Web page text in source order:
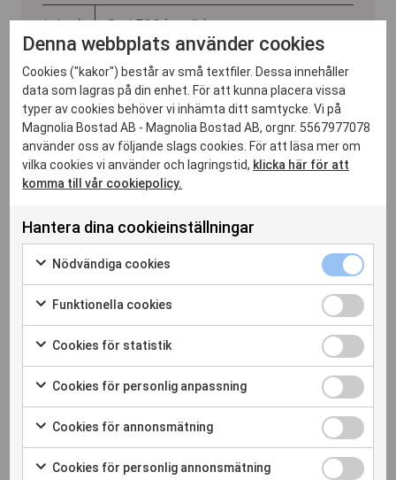
HUDDINGE/VÅRBY
Bostadsrätt
1–5 rok Ca 1 800 lägenheter
Hyresrätt, bostadsrätt och vårdboenden
Denna webbplats använder cookies
Cookies ("kakor") består av små textfiler. Dessa innehåller
data som lagras på din enhet. För att kunna placera vissa
typer av cookies behöver vi inhämta ditt samtycke. Vi på
Magnolia Bostad AB - Magnolia Bostad AB, orgnr. 5567977078
använder oss av följande slags cookies. För att läsa mer om
vilka cookies vi använder och lagringstid, klicka här för att
komma till vår cookiepolicy.
Hantera dina cookieinställningar
Nödvändiga cookies
Markera för att samtycka till användning av Nödvändiga
Funktionella cookies
Markera för att samtycka till användning av Funktionella
Cookies för statistik
Markera för att samtycka till användning av Cookies för
Cookies
Cookies för personlig anpassning
Markera för att samtycka till användning av Cookies för
Cookies för
Cookies för annonsmätning
Markera för att samtycka till användning av Cookies för
Cookies för
Cookies för personlig annonsmätning Cookies för